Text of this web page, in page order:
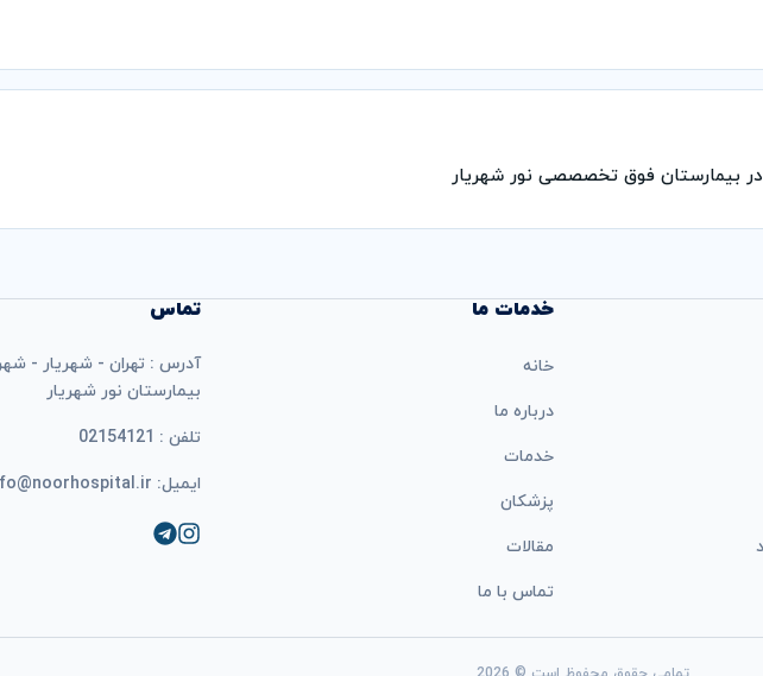
بیمارستان فوق تخصصصی نور شهریار
خدمات ما
خانه
درباره ما
خدمات
پزشکان
مقالات
تماس با ما
تماس
آدرس : تهران - شهریار -
بیمارستان نور شهریار
تلفن : 02154121
ایمیل: info@noorhospital.ir